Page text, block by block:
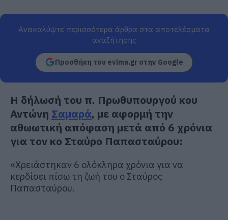
Ανακαλύψτε περισσότερα άρθρα στα αποτελέσματα
αναζήτησης
Προσθήκη του evima.gr στην Google
Η δήλωσή του π. Πρωθυπουργού κου
Αντώνη Σαμαρά, με αφορμή την
αθωωτική απόφαση μετά από 6 χρόνια
για τον κο Σταύρο Παπασταύρου:
«Χρειάστηκαν 6 ολόκληρα χρόνια για να
κερδίσει πίσω τη ζωή του ο Σταύρος
Παπασταύρου.